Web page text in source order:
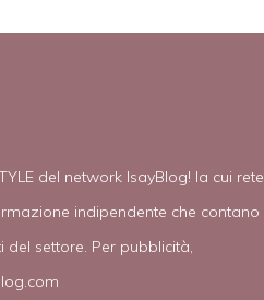
del network IsayBlog! la cui rete
indipendente che contano
settore. Per pubblicità,